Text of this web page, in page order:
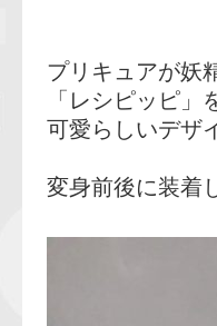
プリキュアが妖
「レシピッピ
可愛らしいデザ
変身前後に装着